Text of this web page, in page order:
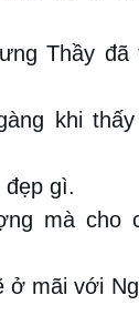
Thầy đã
khi
đẹp gì.
mà cho
ở mãi với